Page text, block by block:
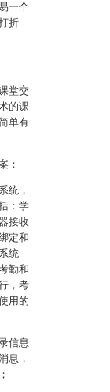
一个
折
堂交
的课
单有
：
统，
：学
接收
定和
统
勤和
，考
用的
信息
息，